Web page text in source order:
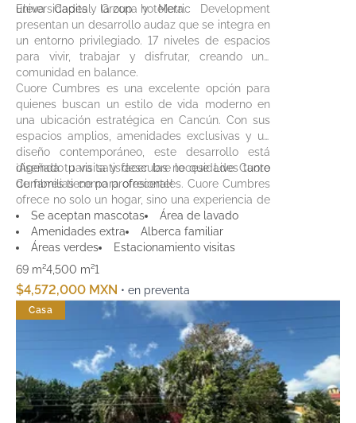
universidades y la zona hotelera.
Eleva Capital Group y Metric Development
presentan un desarrollo audaz que se integra en
un entorno privilegiado. 17 niveles de espacios
para vivir, trabajar y disfrutar, creando una
comunidad en balance.
Cuore Cumbres es una excelente opción para
quienes buscan un estilo de vida moderno en
una ubicación estratégica en Cancún. Con sus
espacios amplios, amenidades exclusivas y un
diseño contemporáneo, este desarrollo está
diseñado para satisfacer las necesidades tanto
de familias como profesionales. Cuore Cumbres
ofrece no solo un hogar, sino una experiencia de
vida única en el corazón de Cancún.
¡Agenda tu visita y descubre lo que Live Cuore
Cumbres tiene para ofrecerte!
Se aceptan mascotas
Área de lavado
Amenidades extra
Alberca familiar
Áreas verdes
Estacionamiento visitas
69 m²4,500 m²1
$4,572,000 MXN • en preventa
Casa